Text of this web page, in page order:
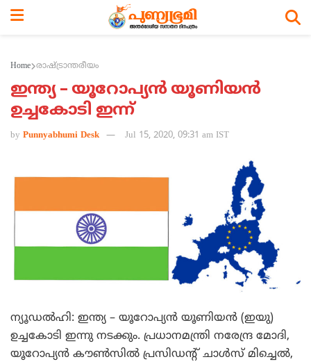
Home രാഷ്ട്രാന്തരീയം
ഇന്ത്യ – യൂറോപ്യന്‍ യൂണിയന്‍
ഉച്ചകോടി ഇന്ന്
by Punnyabhumi Desk Jul 15, 2020, 09:31 am IST
ന്യൂഡല്‍ഹി: ഇന്ത്യ – യൂറോപ്യന്‍ യൂണിയന്‍ (ഇയു)
ഉച്ചകോടി ഇന്നു നടക്കും. പ്രധാനമന്ത്രി നരേന്ദ്ര മോദി,
യൂറോപ്യന്‍ കൗണ്‍സില്‍ പ്രസിഡന്റ് ചാള്‍സ് മിച്ചെല്‍,